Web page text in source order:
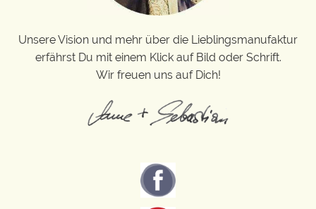
Unsere Vision und mehr über die Lieblingsmanufaktur
erfährst Du mit einem Klick auf Bild oder Schrift.
Wir freuen uns auf Dich!